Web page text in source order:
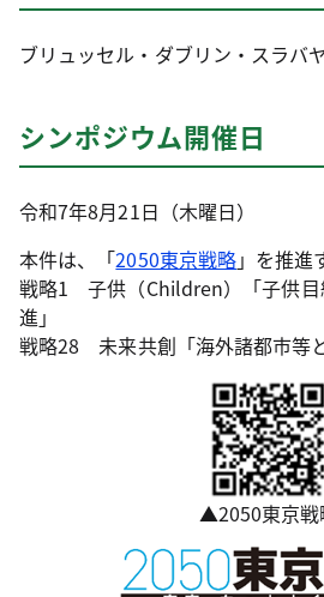
ブリュッセル・ダブリン・スラバ
シンポジウム開催日
令和7年8月21日（木曜日）
本件は、「2050東京戦略」を推進
戦略1 子供（Children）「子供目
進」
戦略28 未来共創「海外諸都市等
▲2050東京戦